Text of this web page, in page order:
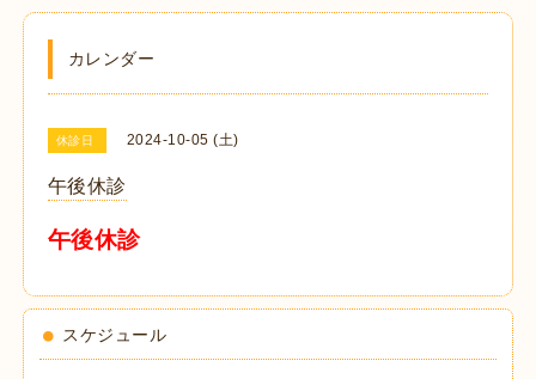
カレンダー
休診日 2024-10-05 (土)
午後休診
午後休診
スケジュール